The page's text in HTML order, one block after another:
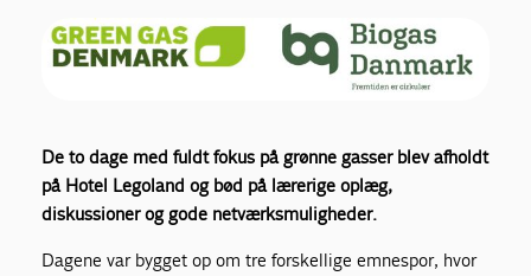
De to dage med fuldt fokus på grønne gasser blev afholdt
på Hotel Legoland og bød på lærerige oplæg,
diskussioner og gode netværksmuligheder.
Dagene var bygget op om tre forskellige emnespor, hvor